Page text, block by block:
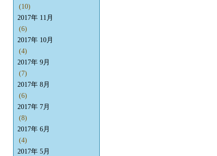
(10)
2017年 11月
(6)
2017年 10月
(4)
2017年 9月
(7)
2017年 8月
(6)
2017年 7月
(8)
2017年 6月
(4)
2017年 5月